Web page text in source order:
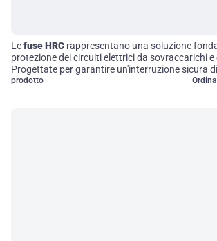
Lefuse HRC rappresentano una soluzione
protezione dei circuiti elettrici da sovraccarichi
Progettate per garantire un'interruzione sicura
elevate, queste fuse sono particolarmente
prodotto